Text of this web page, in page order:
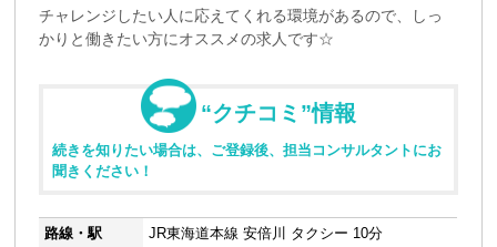
チャレンジしたい人に応えてくれる環境があるので、しっ
かりと働きたい方にオススメの求人です☆
“クチコミ”情報
続きを知りたい場合は、ご登録後、担当コンサルタントにお
聞きください！
路線・駅
JR東海道本線 安倍川 タクシー 10分